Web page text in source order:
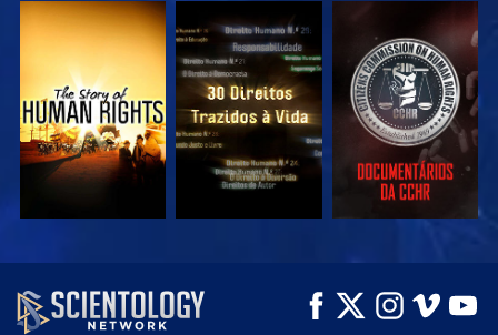
VEJA VEJA VEJA
VEJA EXPLORE A SÉRIE